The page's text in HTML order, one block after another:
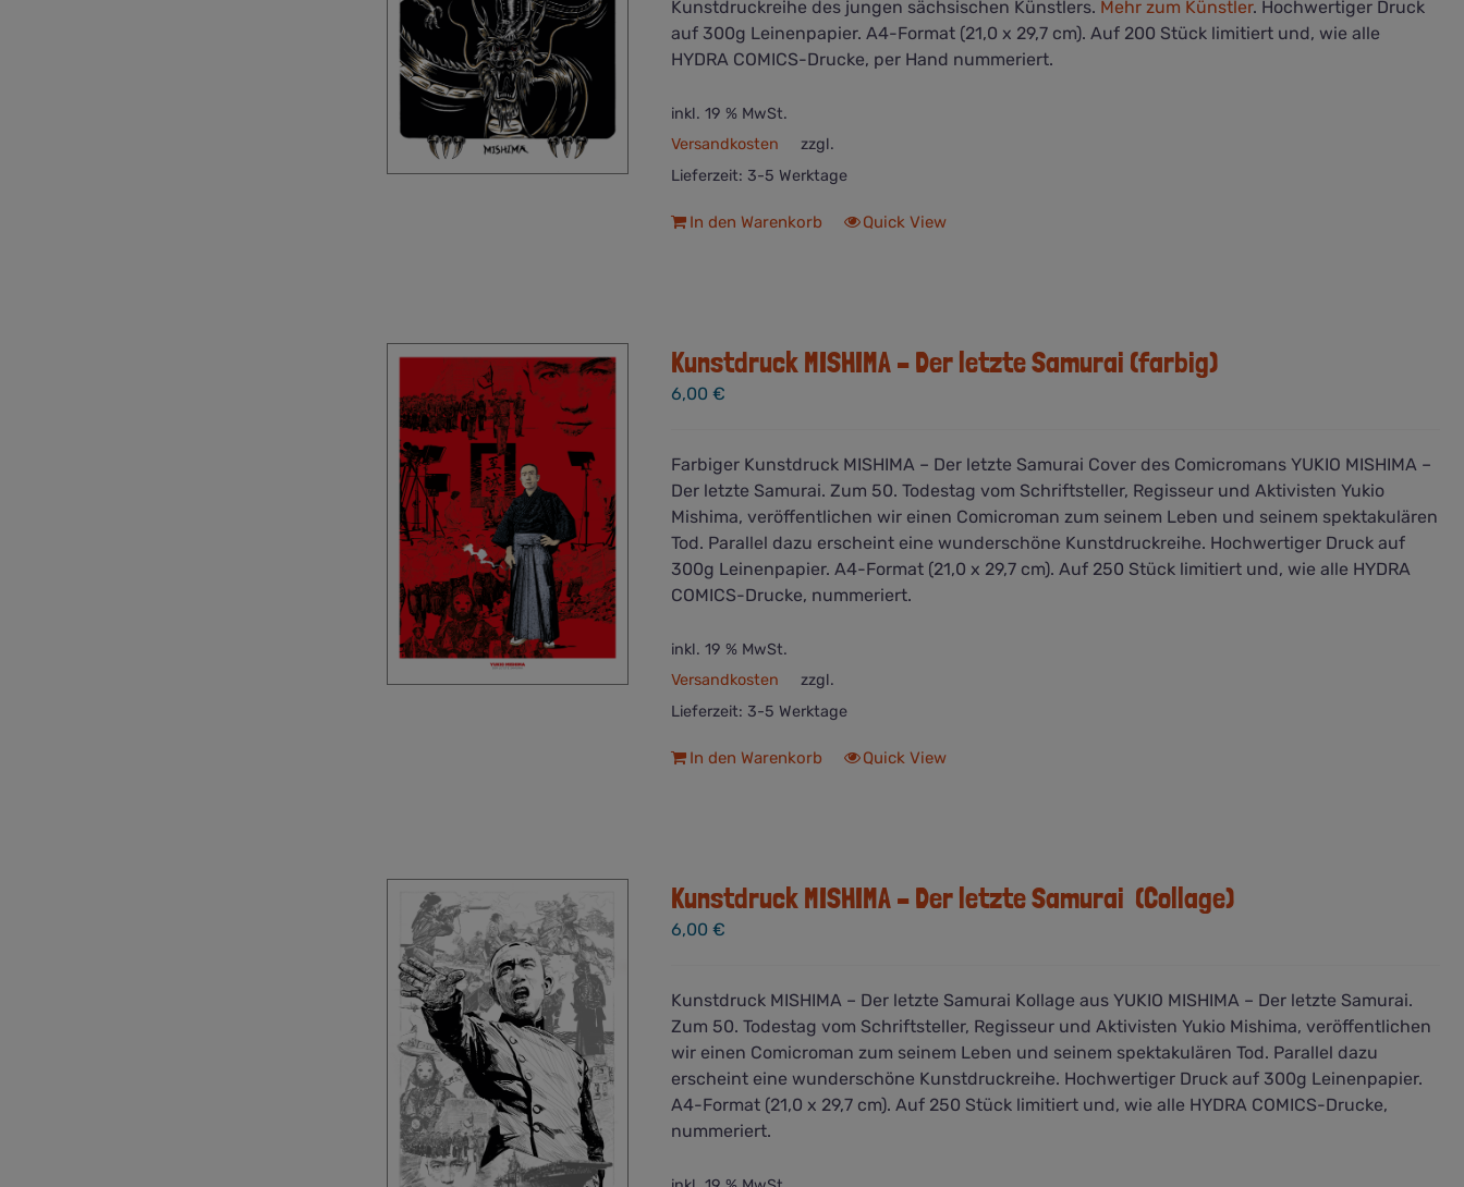
Kunstdruckreihe des jungen sächsischen Künstlers. Mehr zum Künstler. Hochwertiger Druck
auf 300g Leinenpapier. A4-Format (21,0 x 29,7 cm). Auf 200 Stück limitiert und, wie alle
HYDRA COMICS-Drucke, per Hand nummeriert.
inkl. 19 % MwSt.
zzgl.
Versandkosten
Lieferzeit: 3-5 Werktage
In den Warenkorb Quick View
Kunstdruck MISHIMA – Der letzte Samurai (farbig)
6,00 €
Farbiger Kunstdruck MISHIMA – Der letzte Samurai Cover des Comicromans YUKIO MISHIMA –
Der letzte Samurai. Zum 50. Todestag vom Schriftsteller, Regisseur und Aktivisten Yukio
Mishima, veröffentlichen wir einen Comicroman zum seinem Leben und seinem spektakulären
Tod. Parallel dazu erscheint eine wunderschöne Kunstdruckreihe. Hochwertiger Druck auf
300g Leinenpapier. A4-Format (21,0 x 29,7 cm). Auf 250 Stück limitiert und, wie alle HYDRA
COMICS-Drucke, nummeriert.
inkl. 19 % MwSt.
zzgl.
Versandkosten
Lieferzeit: 3-5 Werktage
In den Warenkorb Quick View
Kunstdruck MISHIMA – Der letzte Samurai (Collage)
6,00 €
Kunstdruck MISHIMA – Der letzte Samurai Kollage aus YUKIO MISHIMA – Der letzte Samurai.
Zum 50. Todestag vom Schriftsteller, Regisseur und Aktivisten Yukio Mishima, veröffentlichen
wir einen Comicroman zum seinem Leben und seinem spektakulären Tod. Parallel dazu
erscheint eine wunderschöne Kunstdruckreihe. Hochwertiger Druck auf 300g Leinenpapier.
A4-Format (21,0 x 29,7 cm). Auf 250 Stück limitiert und, wie alle HYDRA COMICS-Drucke,
nummeriert.